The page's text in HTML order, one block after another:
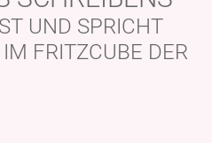
UND SPRICHT
FRITZCUBE DER